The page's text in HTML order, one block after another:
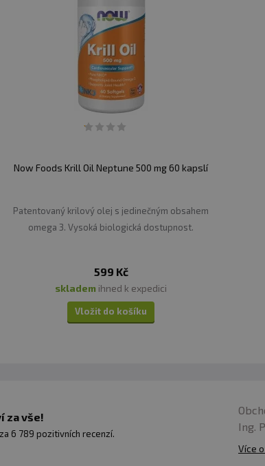
Now Foods Krill Oil Neptune 500 mg 60 kapslí
Patentovaný krilový olej s jedinečným obsahem
omega 3. Vysoká biologická dostupnost.
599 Kč
skladem ihned k expedici
Vložit do košíku
za vše!
6 789 pozitivních recenzí.
Ing.
Více